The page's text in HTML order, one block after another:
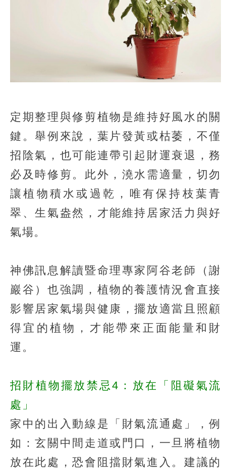
定期整理與修剪植物是維持好風水的關
鍵。舉例來說，葉片發黃或枯萎，不僅
招陰氣，也可能連帶引起財運衰退，務
必及時修剪。此外，澆水需適量，切勿
讓植物積水或過乾，唯有保持枝葉青
翠、生氣盎然，才能維持居家活力與好
氣場。
神佛訊息解讀暨命理專家阿谷老師（謝
巖谷）也強調，植物的養護情況會直接
影響居家氣場與健康，擺放適當且照顧
得宜的植物，才能帶來正面能量和財
運。
招財植物擺放禁忌4：放在「阻礙氣流
處」
家中的出入動線是「財氣流通處」，例
如：玄關中間走道或門口，一旦將植物
放在此處，恐會阻擋財氣進入。建議的